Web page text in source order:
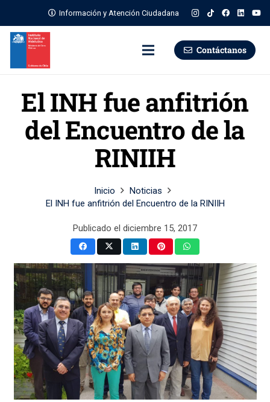
Información y Atención Ciudadana
Contáctanos
El INH fue anfitrión
del Encuentro de la
RINIIH
Inicio
Noticias
El INH fue anfitrión del Encuentro de la RINIIH
Publicado el diciembre 15, 2017